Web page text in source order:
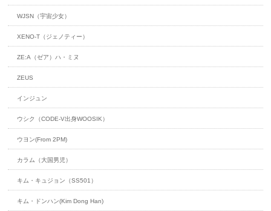
WJSN（宇宙少女）
XENO-T（ジェノティー）
ZE:A（ゼア）ハ・ミヌ
ZEUS
インジュン
ウシク（CODE-V出身WOOSIK）
ウヨン(From 2PM)
カラム（大国男児）
キム・キュジョン（SS501）
キム・ドンハン(Kim Dong Han)